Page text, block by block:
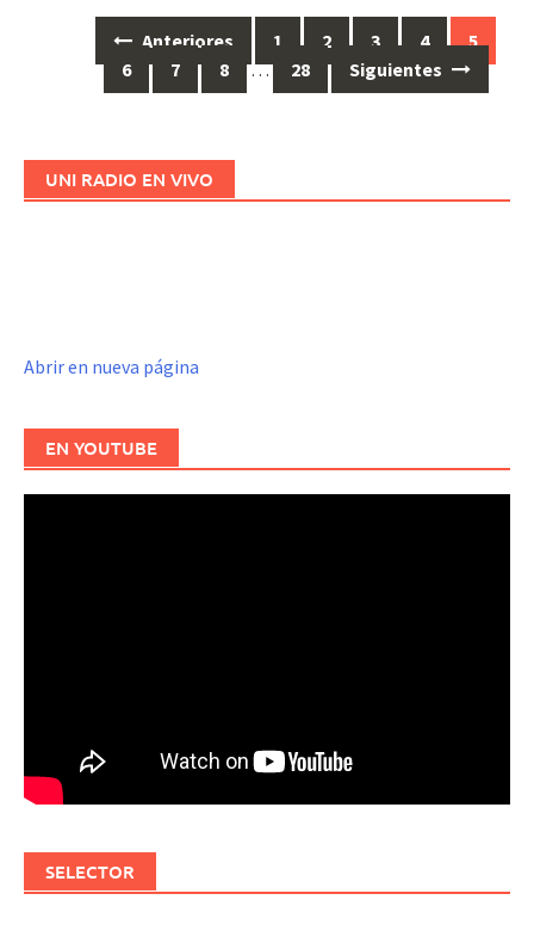
Anteriores 1 2 3 4
5
6
7 8 … 28 Siguientes
UNI RADIO EN VIVO
Abrir en nueva página
EN YOUTUBE
SELECTOR